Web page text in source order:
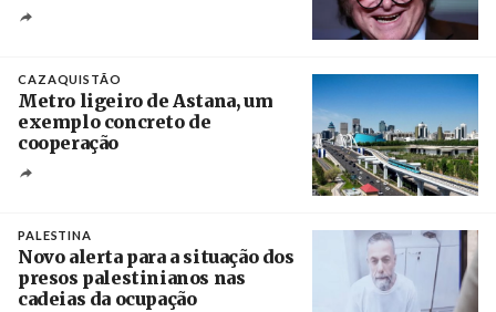
CAZAQUISTÃO
Metro ligeiro de Astana, um
exemplo concreto de
cooperação
PALESTINA
Novo alerta para a situação dos
presos palestinianos nas
cadeias da ocupação